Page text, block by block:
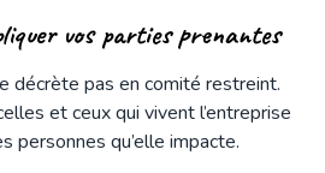
vos parties prenantes
décrète pas en comité restreint.
et ceux qui vivent l’entreprise
personnes qu’elle impacte.